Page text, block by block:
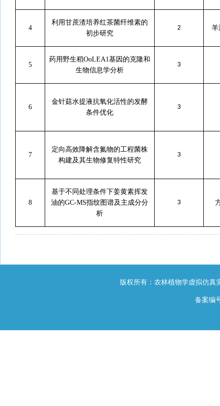
4
利用甘蔗渣培养红茶菌纤维素的
初步研究
2 羊
5
药用野生稻OoLEA1基因的克隆和
生物信息学分析
3
6
金针菇水提液抗氧化活性的发酵
条件优化
3
7
定向高效降解含氮物的工程菌株
构建及其生物修复特性研究
3
8
基于不同处理条件下姜黄素挥发
油的GC-MS指纹图谱及主成分分
析
3
版权所有：农林植物学虚拟仿
备案编